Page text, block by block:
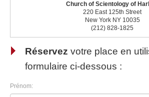
Church of Scientology of
220 East 125th Street
New York NY 10035
(212) 828-1825
Réservez votre place en
formulaire ci-dessous :
Prénom: